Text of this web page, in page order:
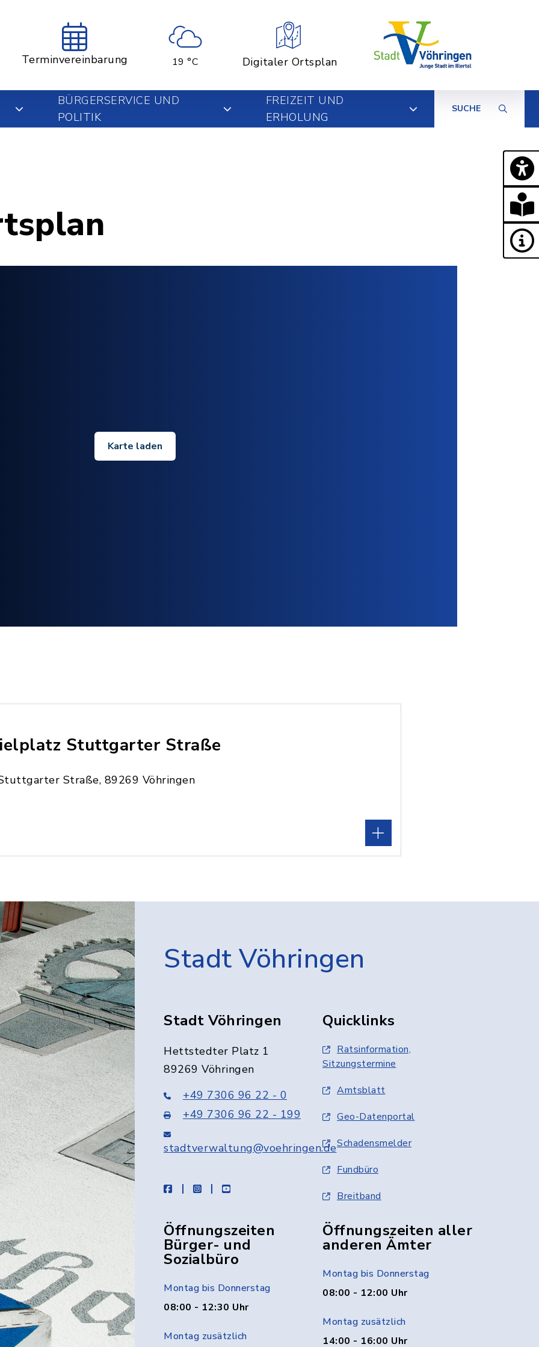
Terminvereinbarung 19 °C Digitaler Ortsplan
BÜRGERSERVICE UND
POLITIK
FREIZEIT UND
ERHOLUNG
SUCHE
Karte laden
Stuttgarter Straße
Straße, 89269 Vöhringen
Stadt Vöhringen
Stadt Vöhringen
Hettstedter Platz 1
89269 Vöhringen
+49 7306 96 22 - 0
+49 7306 96 22 - 199
stadtverwaltung@voehringen.de
facebookinstagramyoutube
Quicklinks
Ratsinformation,
Sitzungstermine
Amtsblatt
Geo-Datenportal
Schadensmelder
Fundbüro
Breitband
Öffnungszeiten
Bürger- und
Sozialbüro
Montag bis Donnerstag
08:00 - 12:30 Uhr
Montag zusätzlich
Öffnungszeiten aller
anderen Ämter
Montag bis Donnerstag
08:00 - 12:00 Uhr
Montag zusätzlich
14:00 - 16:00 Uhr